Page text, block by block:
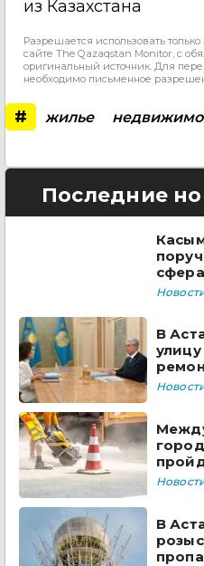
из Казахстана
Разрешается использовать
сайте The Qazaqstan Monitor, с
оригинальный источник. Для
необходимо письменное
# жилье
Последние
В
В